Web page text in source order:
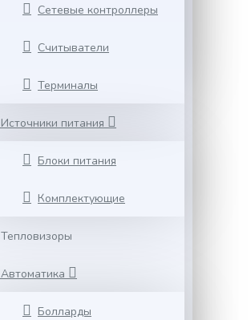
Сетевые контроллеры
Считыватели
Терминалы
Источники питания
Блоки питания
Комплектующие
Тепловизоры
Автоматика
Болларды